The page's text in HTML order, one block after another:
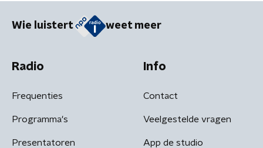
Wie luistert weet meer
Radio
Frequenties
Programma's
Presentatoren
Info
Contact
Veelgestelde vragen
App de studio